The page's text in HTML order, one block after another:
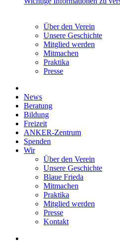
Über den Verein
Unsere Geschichte
Mitglied werden
Mitmachen
Praktika
Presse
News
Beratung
Bildung
Freizeit
ANKER-Zentrum
Spenden
Wir
Über den Verein
Unsere Geschichte
Blaue Frieda
Mitmachen
Praktika
Mitglied werden
Presse
Kontakt